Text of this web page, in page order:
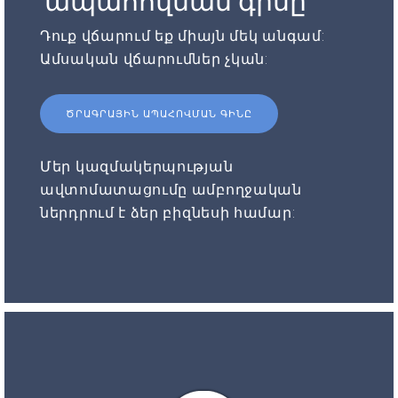
Դուք վճարում եք միայն մեկ անգամ:
Ամսական վճարումներ չկան:
ԾՐԱԳՐԱՅԻՆ ԱՊԱՀՈՎՄԱՆ ԳԻՆԸ
Մեր կազմակերպության
ավտոմատացումը ամբողջական
ներդրում է ձեր բիզնեսի համար: